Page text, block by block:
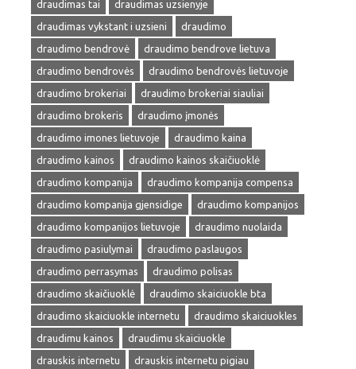
draudimas tai
draudimas uzsienyje
draudimas vykstant i uzsieni
draudimo
draudimo bendrovė
draudimo bendrove lietuva
draudimo bendrovės
draudimo bendrovės lietuvoje
draudimo brokeriai
draudimo brokeriai siauliai
draudimo brokeris
draudimo įmonės
draudimo imones lietuvoje
draudimo kaina
draudimo kainos
draudimo kainos skaičiuoklė
draudimo kompanija
draudimo kompanija compensa
draudimo kompanija gjensidige
draudimo kompanijos
draudimo kompanijos lietuvoje
draudimo nuolaida
draudimo pasiulymai
draudimo paslaugos
draudimo perrasymas
draudimo polisas
draudimo skaičiuoklė
draudimo skaiciuokle bta
draudimo skaiciuokle internetu
draudimo skaiciuokles
draudimu kainos
draudimu skaiciuokle
drauskis internetu
drauskis internetu pigiau